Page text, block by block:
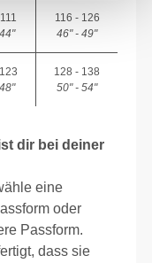
116 - 126
46" - 49"
128 - 138
50" - 54"
dir bei deiner
eine
oder
Passform.
dass sie